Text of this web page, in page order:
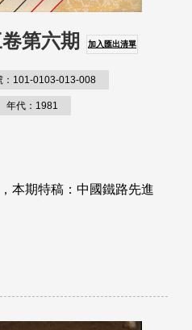
第六期 加入匯出清單
：101-0103-013-008
年代：1981
本期特稿：中國鐵路先進